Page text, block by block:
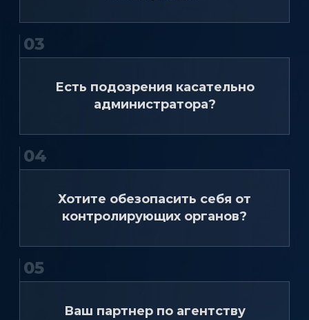
03
Есть подозрения касательно
администратора?
04
Хотите обезопасить себя от
контролирующих органов?
05
Ваш партнер по агентству